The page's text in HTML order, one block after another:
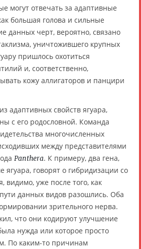
могут отвечать за адаптивные
большая голова и сильные
данных черт, вероятно, связано
уничтожившего крупных
пришлось охотиться
и, соответственно,
кожу аллигаторов и панцири
адаптивных свойств ягуара,
с его родословной. Команда
многочисленных
между представителями
Panthera. К примеру, два гена,
ягуара, говорят о гибридизации со
видимо, уже после того, как
данных видов разошлись. Оба
зрительного нерва.
что они кодируют улучшение
нужда или которое просто
По каким-то причинам